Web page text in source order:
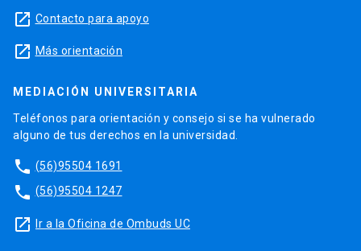
launch Contacto para apoyo
launch Más orientación
MEDIACIÓN UNIVERSITARIA
Teléfonos para orientación y consejo si se ha vulnerado
alguno de tus derechos en la universidad.
phone (56)95504 1691
phone (56)95504 1247
launch Ir a la Oficina de Ombuds UC